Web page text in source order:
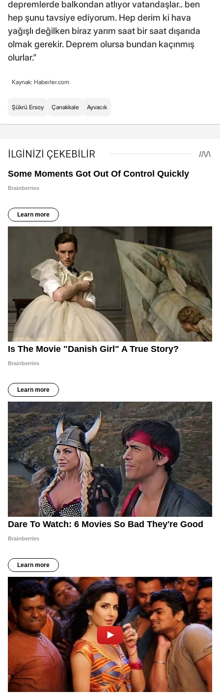
depremlerde balkondan atlıyor vatandaşlar.. ben
hep şunu tavsiye ediyorum. Hep derim ki hava
yağışlı değilken biraz yarım saat bir saat dışarıda
olmak gerekir. Deprem olursa bundan kaçınmış
olurlar."
Kaynak: Haberler.com
Şükrü Ersoy Çanakkale Ayvacık